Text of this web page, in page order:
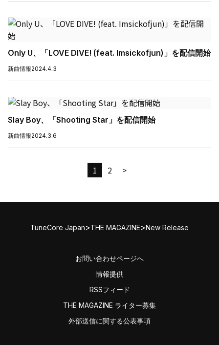
Only U、「LOVE DIVE! (feat. Imsickofjun)」を配信開始
新曲情報2024.4.3
Slay Boy、「Shooting Star」を配信開始
新曲情報2024.3.6
1 2 >
TuneCore Japan>THE MAGAZINE>New Release
お問い合わせページへ
情報提供
RSSフィード
THE MAGAZINE ライター募集
外部送信に関する公表事項